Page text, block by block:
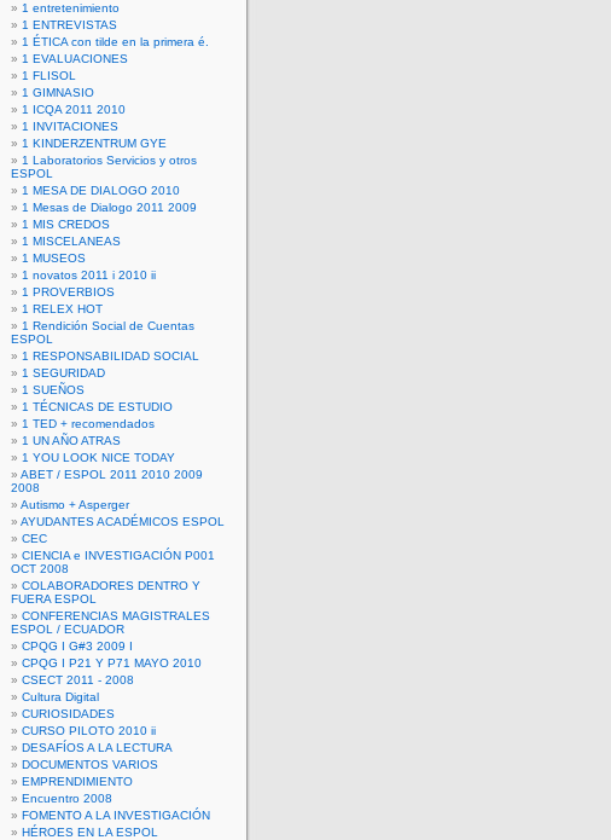
1 entretenimiento
1 ENTREVISTAS
1 ÉTICA con tilde en la primera é.
1 EVALUACIONES
1 FLISOL
1 GIMNASIO
1 ICQA 2011 2010
1 INVITACIONES
1 KINDERZENTRUM GYE
1 Laboratorios Servicios y otros
ESPOL
1 MESA DE DIALOGO 2010
1 Mesas de Dialogo 2011 2009
1 MIS CREDOS
1 MISCELANEAS
1 MUSEOS
1 novatos 2011 i 2010 ii
1 PROVERBIOS
1 RELEX HOT
1 Rendición Social de Cuentas
ESPOL
1 RESPONSABILIDAD SOCIAL
1 SEGURIDAD
1 SUEÑOS
1 TÉCNICAS DE ESTUDIO
1 TED + recomendados
1 UN AÑO ATRAS
1 YOU LOOK NICE TODAY
ABET / ESPOL 2011 2010 2009
2008
Autismo + Asperger
AYUDANTES ACADÉMICOS ESPOL
CEC
CIENCIA e INVESTIGACIÓN P001
OCT 2008
COLABORADORES DENTRO Y
FUERA ESPOL
CONFERENCIAS MAGISTRALES
ESPOL / ECUADOR
CPQG I G#3 2009 I
CPQG I P21 Y P71 MAYO 2010
CSECT 2011 - 2008
Cultura Digital
CURIOSIDADES
CURSO PILOTO 2010 ii
DESAFÍOS A LA LECTURA
DOCUMENTOS VARIOS
EMPRENDIMIENTO
Encuentro 2008
FOMENTO A LA INVESTIGACIÓN
HÉROES EN LA ESPOL